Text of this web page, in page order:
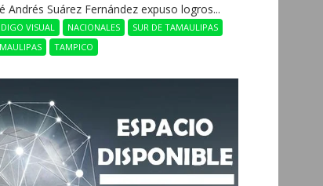
Andrés Suárez Fernández expuso logros...
VISUAL NACIONALES
SUR DE TAMAULIPAS
TAMPICO